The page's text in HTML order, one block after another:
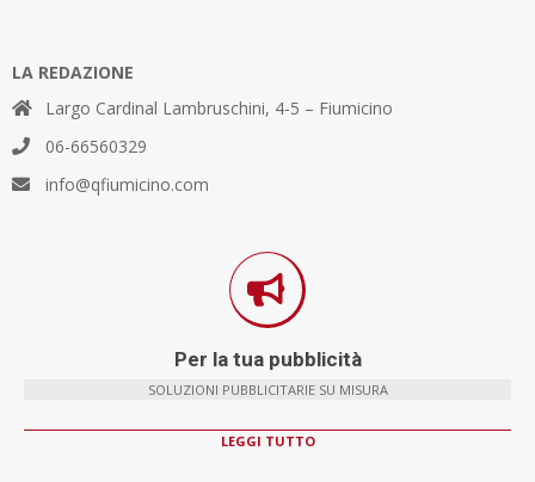
LA REDAZIONE
Largo Cardinal Lambruschini, 4-5 – Fiumicino
06-66560329
info@qfiumicino.com
Per la tua pubblicità
SOLUZIONI PUBBLICITARIE SU MISURA
LEGGI TUTTO